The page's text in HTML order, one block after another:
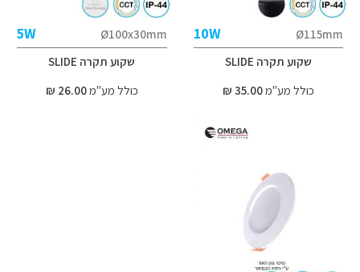
Ø115mm
10W
שקוע תקרה SLIDE
כולל מע"מ35.00 ₪
Ø100x30mm
5W
שקוע תקרה SLIDE
כולל מע"מ26.00 ₪